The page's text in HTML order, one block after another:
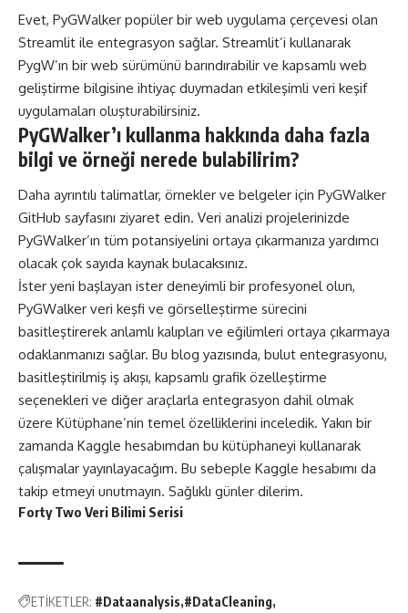
Evet, PyGWalker popüler bir web uygulama çerçevesi olan
Streamlit ile entegrasyon sağlar. Streamlit’i kullanarak
PygW’ın bir web sürümünü barındırabilir ve kapsamlı web
geliştirme bilgisine ihtiyaç duymadan etkileşimli veri keşif
uygulamaları oluşturabilirsiniz.
PyGWalker’ı kullanma hakkında daha fazla
bilgi ve örneği nerede bulabilirim?
Daha ayrıntılı talimatlar, örnekler ve belgeler için PyGWalker
GitHub sayfasını ziyaret edin. Veri analizi projelerinizde
PyGWalker’ın tüm potansiyelini ortaya çıkarmanıza yardımcı
olacak çok sayıda kaynak bulacaksınız.
İster yeni başlayan ister deneyimli bir profesyonel olun,
PyGWalker veri keşfi ve görselleştirme sürecini
basitleştirerek anlamlı kalıpları ve eğilimleri ortaya çıkarmaya
odaklanmanızı sağlar. Bu blog yazısında, bulut entegrasyonu,
basitleştirilmiş iş akışı, kapsamlı grafik özelleştirme
seçenekleri ve diğer araçlarla entegrasyon dahil olmak
üzere Kütüphane’nin temel özelliklerini inceledik. Yakın bir
zamanda Kaggle hesabımdan bu kütüphaneyi kullanarak
çalışmalar yayınlayacağım. Bu sebeple Kaggle hesabımı da
takip etmeyi unutmayın. Sağlıklı günler dilerim.
Forty Two Veri Bilimi Serisi
ETİKETLER: #Dataanalysis #DataCleaning